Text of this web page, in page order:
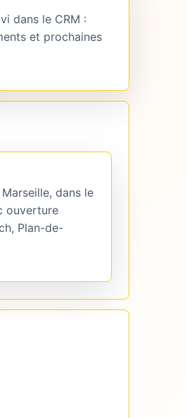
dans le CRM :
et prochaines
dans le
ouverture
Plan-de-